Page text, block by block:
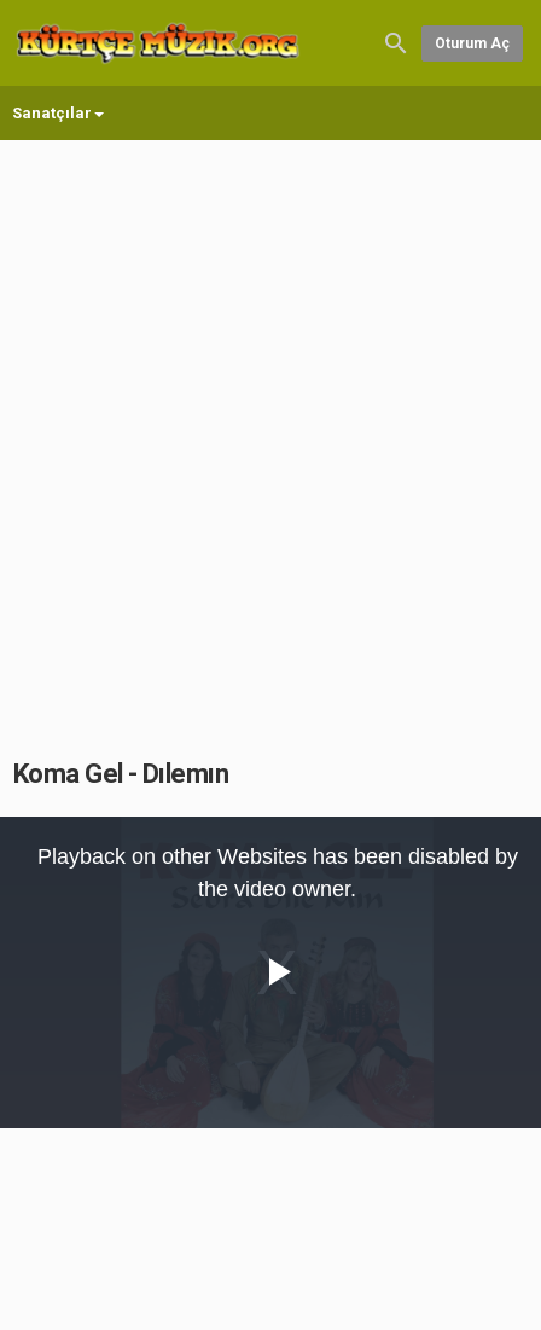
Oturum Aç
Sanatçılar
Koma Gel - Dılemın
Video
Playback on other Websites has been disabled by
the video owner.